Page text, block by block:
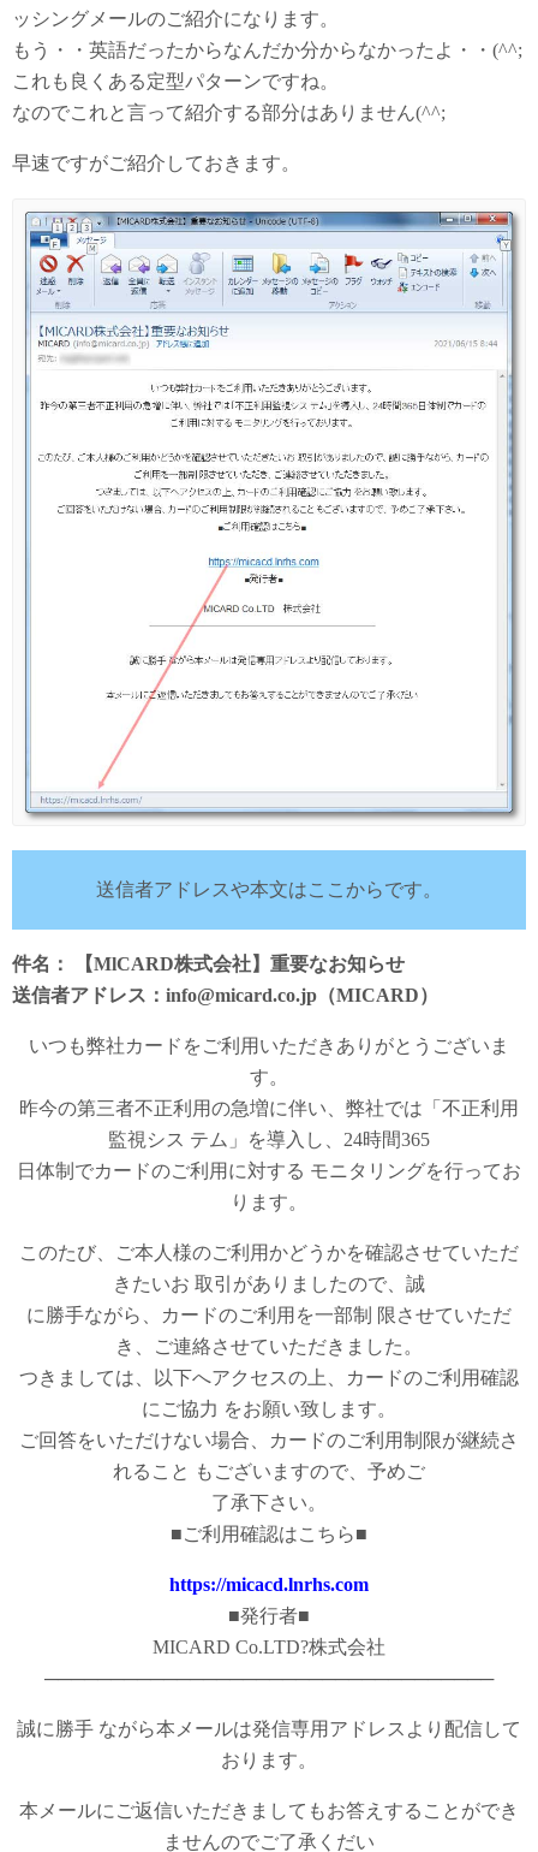
ッシングメールのご紹介になります。
もう・・英語だったからなんだか分からなかったよ・・(^^;
これも良くある定型パターンですね。
なのでこれと言って紹介する部分はありません(^^;
早速ですがご紹介しておきます。
送信者アドレスや本文はここからです。
件名： 【MlCARD株式会社】重要なお知らせ
送信者アドレス：info@micard.co.jp（MICARD）
いつも弊社カードをご利用いただきありがとうございま
す。
昨今の第三者不正利用の急増に伴い、弊社では「不正利用
監視シス テム」を導入し、24時間365
日体制でカードのご利用に対する モニタリングを行ってお
ります。
このたび、ご本人様のご利用かどうかを確認させていただ
きたいお 取引がありましたので、誠
に勝手ながら、カードのご利用を一部制 限させていただ
き、ご連絡させていただきました。
つきましては、以下へアクセスの上、カードのご利用確認
にご協力 をお願い致します。
ご回答をいただけない場合、カードのご利用制限が継続さ
れること もございますので、予めご
了承下さい。
■ご利用確認はこちら■
https://micacd.lnrhs.com
■発行者■
MICARD Co.LTD?株式会社
──────────────────────────────────
誠に勝手 ながら本メールは発信専用アドレスより配信して
おります。
本メールにご返信いただきましてもお答えすることができ
ませんのでご了承くだい